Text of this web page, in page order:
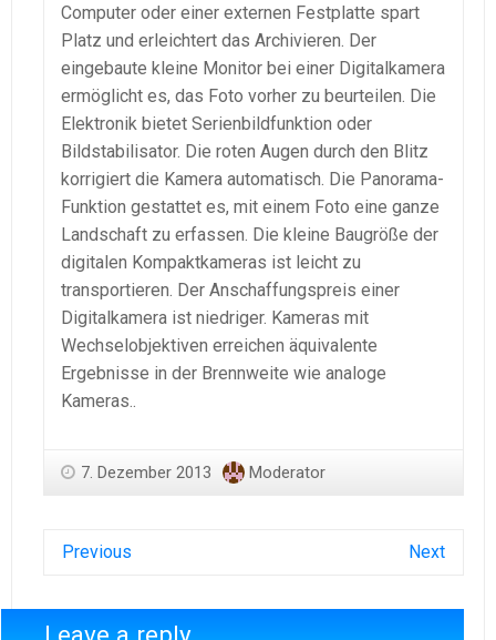
Computer oder einer externen Festplatte spart
Platz und erleichtert das Archivieren. Der
eingebaute kleine Monitor bei einer Digitalkamera
ermöglicht es, das Foto vorher zu beurteilen. Die
Elektronik bietet Serienbildfunktion oder
Bildstabilisator. Die roten Augen durch den Blitz
korrigiert die Kamera automatisch. Die Panorama-
Funktion gestattet es, mit einem Foto eine ganze
Landschaft zu erfassen. Die kleine Baugröße der
digitalen Kompaktkameras ist leicht zu
transportieren. Der Anschaffungspreis einer
Digitalkamera ist niedriger. Kameras mit
Wechselobjektiven erreichen äquivalente
Ergebnisse in der Brennweite wie analoge
Kameras..
7. Dezember 2013 Moderator
Previous Next